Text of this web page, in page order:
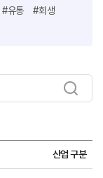
#유통
#회생
산업 구분